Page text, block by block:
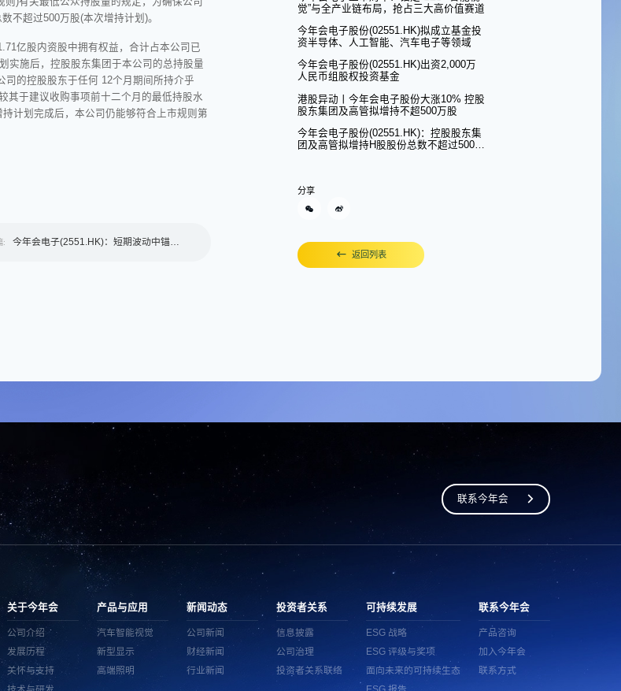
不超过500万股(本次增持计划)。
亿股内资股中拥有权益，合计占本公司已
实施后，控股股东集团于本公司的总持股量
的控股股东于任何 12个月期间所持介乎
其于建议收购事项前十二个月的最低持股水
计划完成后，本公司仍能够符合上市规则第
:
今年会电子(2551.HK)：短期波动中锚定
觉”与全产业链布局，抢占三大高价值赛道
今年会电子股份(02551.HK)拟成立基金投
资半导体、人工智能、汽车电子等领域
今年会电子股份(02551.HK)出资2,000万
人民币组股权投资基金
港股异动丨今年会电子股份大涨10% 控股
股东集团及高管拟增持不超500万股
今年会电子股份(02551.HK)：控股股东集
团及高管拟增持H股股份总数不超过500万
分享
返回列表
联系今年会
关于今年会
公司介绍
发展历程
关怀与支持
产品与应用
汽车智能视觉
新型显示
高端照明
新闻动态
公司新闻
财经新闻
行业新闻
投资者关系
信息披露
公司治理
投资者关系联络
可持续发展
ESG 战略
ESG 评级与奖项
面向未来的可持续生态
联系今年会
产品咨询
加入今年会
联系方式